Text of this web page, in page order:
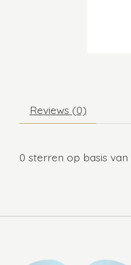
Reviews (0)
0 sterren op basis van